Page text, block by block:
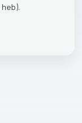
heb).